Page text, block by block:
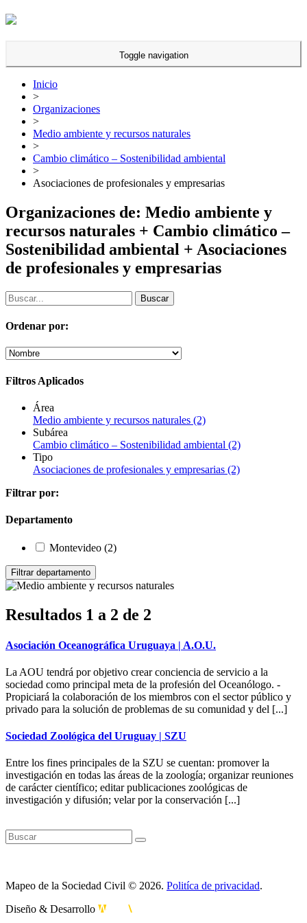
Toggle navigation
Inicio
>
Organizaciones
>
Medio ambiente y recursos naturales
>
Cambio climático – Sostenibilidad ambiental
>
Asociaciones de profesionales y empresarias
Organizaciones de: Medio ambiente y
recursos naturales + Cambio climático –
Sostenibilidad ambiental + Asociaciones
de profesionales y empresarias
Ordenar por:
Filtros Aplicados
Área
Medio ambiente y recursos naturales (2)
Subárea
Cambio climático – Sostenibilidad ambiental (2)
Tipo
Asociaciones de profesionales y empresarias (2)
Filtrar por:
Departamento
Montevideo (2)
Resultados 1 a 2 de 2
Asociación Oceanográfica Uruguaya | A.O.U.
La AOU tendrá por objetivo crear conciencia de servicio a la
sociedad como principal meta de la profesión del Oceanólogo. -
Propiciará la colaboración de los miembros con el sector público y
privado para la solución de problemas de su comunidad y del [...]
Sociedad Zoológica del Uruguay | SZU
Entre los fines principales de la SZU se cuentan: promover la
investigación en todas las áreas de la zoología; organizar reuniones
de carácter científico; editar publicaciones zoológicas de
investigación y difusión; velar por la conservación [...]
Mapeo de la Sociedad Civil © 2026. Politíca de privacidad.
Diseño & Desarrollo